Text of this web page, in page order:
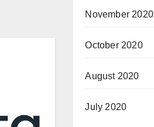
November 2020
October 2020
August 2020
July 2020